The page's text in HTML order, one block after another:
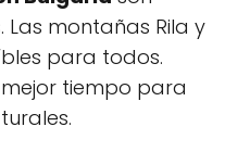
montañas Rila y
para todos.
tiempo para